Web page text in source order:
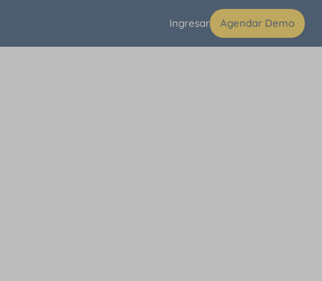
Ingresar Agendar Demo